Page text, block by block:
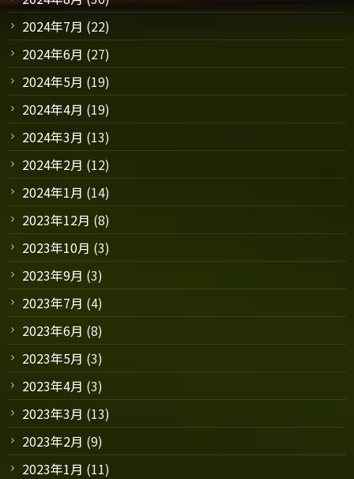
2024年7月 (22)
2024年6月 (27)
2024年5月 (19)
2024年4月 (19)
2024年3月 (13)
2024年2月 (12)
2024年1月 (14)
2023年12月 (8)
2023年10月 (3)
2023年9月 (3)
2023年7月 (4)
2023年6月 (8)
2023年5月 (3)
2023年4月 (3)
2023年3月 (13)
2023年2月 (9)
2023年1月 (11)